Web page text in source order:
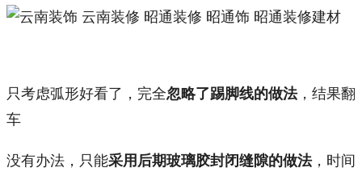
只考虑弧形好看了，完全忽略了踢脚线的做法，结果翻
车
没有办法，只能采用后期玻璃胶封闭缝隙的做法，时间